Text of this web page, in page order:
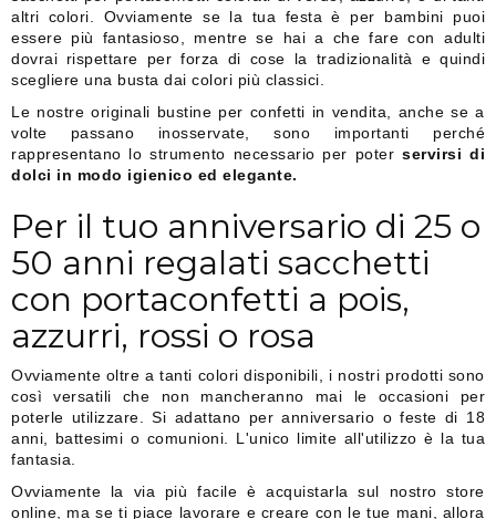
altri colori. Ovviamente se la tua festa è per bambini puoi
essere più fantasioso, mentre se hai a che fare con adulti
dovrai rispettare per forza di cose la tradizionalità e quindi
scegliere una busta dai colori più classici.
Le nostre originali bustine per confetti in vendita, anche se a
volte passano inosservate, sono importanti perché
rappresentano lo strumento necessario per poterservirsi di
dolci in modo igienico ed elegante.
Per il tuo anniversario di 25 o
50 anni regalati sacchetti
con portaconfetti a pois,
azzurri, rossi o rosa
Ovviamente oltre a tanti colori disponibili, i nostri prodotti sono
così versatili che non mancheranno mai le occasioni per
poterle utilizzare. Si adattano per anniversario o feste di 18
anni, battesimi o comunioni. L'unico limite all'utilizzo è la tua
fantasia.
Ovviamente la via più facile è acquistarla sul nostro store
online, ma se ti piace lavorare e creare con le tue mani, allora